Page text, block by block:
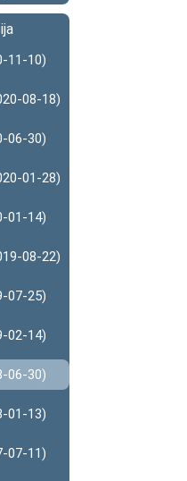
11-10)
08-18)
06-30)
01-28)
01-14)
08-22)
07-25)
02-14)
06-30)
01-13)
07-11)